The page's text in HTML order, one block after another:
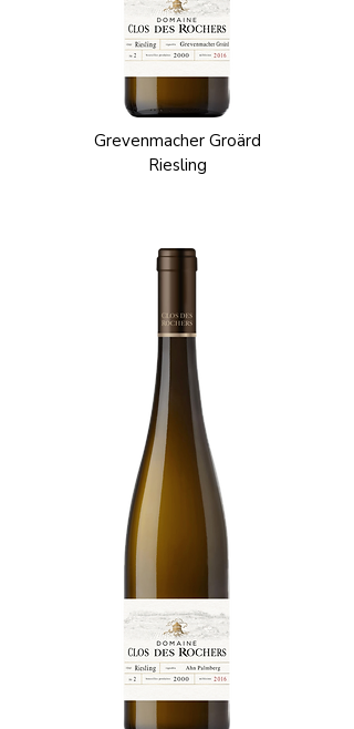
Grevenmacher Groärd
Riesling